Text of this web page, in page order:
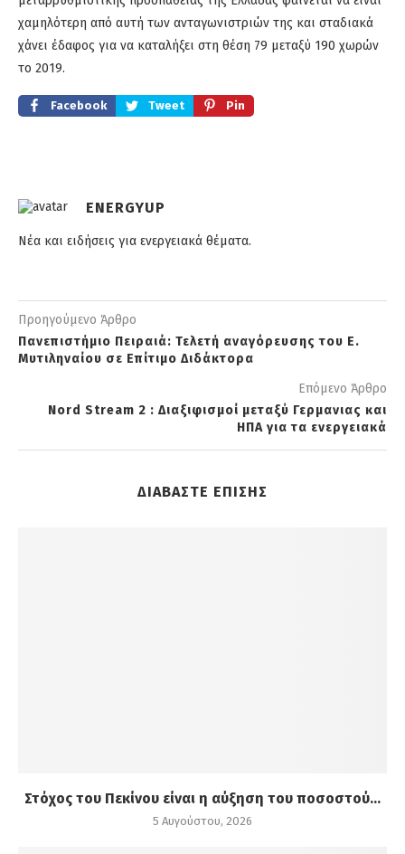
χαμηλότερη από αυτή των ανταγωνιστριών της και σταδιακά
χάνει έδαφος για να καταλήξει στη θέση 79 μεταξύ 190 χωρών
το 2019.
Facebook Tweet Pin
ENERGYUP
Νέα και ειδήσεις για ενεργειακά θέματα.
Προηγούμενο Άρθρο
Πανεπιστήμιο Πειραιά: Τελετή αναγόρευσης του Ε.
Μυτιληναίου σε Επίτιμο Διδάκτορα
Επόμενο Άρθρο
Nord Stream 2 : Διαξιφισμοί μεταξύ Γερμανιας και
ΗΠΑ για τα ενεργειακά
ΔΙΑΒΑΣΤΕ ΕΠΙΣΗΣ
Στόχος του Πεκίνου είναι η αύξηση του ποσοστού...
5 Αυγούστου, 2026